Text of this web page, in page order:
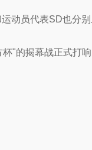
员代表SD也分别
的揭幕战正式打响